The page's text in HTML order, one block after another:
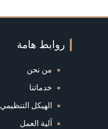
روابط هامة
من نحن
خدماتنا
الهيكل التنظيمي
آلية العمل